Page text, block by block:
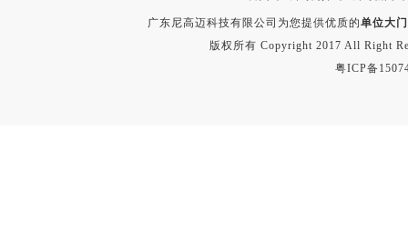
广东尼高迈科技有限公司为您提供优质的单位大
版权所有 Copyright 2017 All Right
粤ICP备